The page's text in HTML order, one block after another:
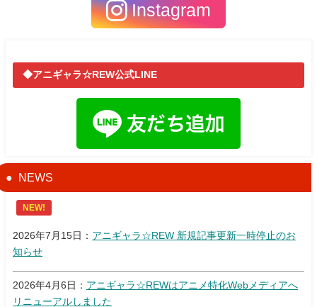
Instagram
◆アニギャラ☆REW公式LINE
NEWS
NEW!
2026年7月15日： アニギャラ☆REW 新規記事更新一時停止のお
知らせ
2026年4月6日： アニギャラ☆REWはアニメ特化Webメディアへ
リニューアルしました